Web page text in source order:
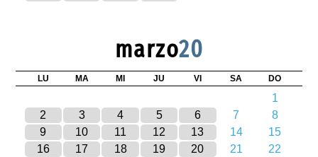
marzo20
LU MA MI JU VI SA DO
1
2
3 4 5 6 7
8
9
10 11 12 13 14
15
16
17 18 19 20 21
22